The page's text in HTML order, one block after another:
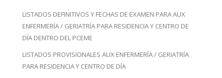
LISTADOS DEFINITIVOS Y FECHAS DE EXAMEN PARA AUX
ENFERMERÍA / GERIATRÍA PARA RESIDENCIA Y CENTRO DE
DÍA DENTRO DEL PCEME
LISTADOS PROVISIONALES AUX ENFERMERÍA / GERIATRÍA
PARA RESIDENCIA Y CENTRO DE DÍA